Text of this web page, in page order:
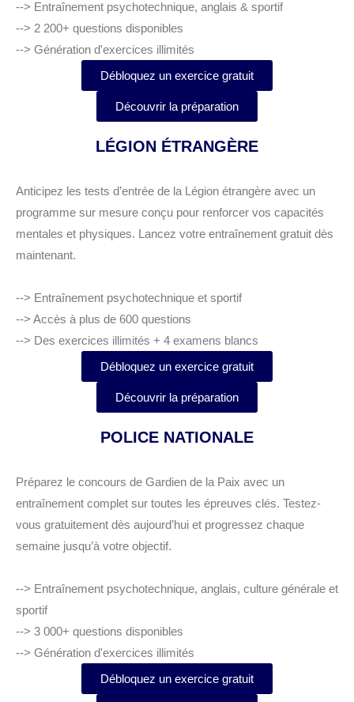
--> Entraînement psychotechnique, anglais & sportif
--> 2 200+ questions disponibles
--> Génération d'exercices illimités
Débloquez un exercice gratuit
Découvrir la préparation
LÉGION ÉTRANGÈRE
Anticipez les tests d’entrée de la Légion étrangère avec un
programme sur mesure conçu pour renforcer vos capacités
mentales et physiques. Lancez votre entraînement gratuit dès
maintenant.
--> Entraînement psychotechnique et sportif
--> Accès à plus de 600 questions
--> Des exercices illimités + 4 examens blancs
Débloquez un exercice gratuit
Découvrir la préparation
POLICE NATIONALE
Préparez le concours de Gardien de la Paix avec un
entraînement complet sur toutes les épreuves clés. Testez-
vous gratuitement dès aujourd’hui et progressez chaque
semaine jusqu’à votre objectif.
--> Entraînement psychotechnique, anglais, culture générale et
sportif
--> 3 000+ questions disponibles
--> Génération d'exercices illimités
Débloquez un exercice gratuit